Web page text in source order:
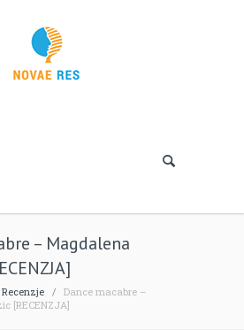
– Magdalena
Recenzje / Dance macabre –
[RECENZJA]